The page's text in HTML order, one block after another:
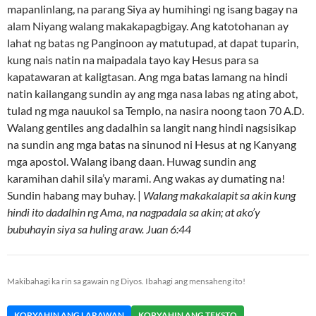
mapanlinlang, na parang Siya ay humihingi ng isang bagay na
alam Niyang walang makakapagbigay. Ang katotohanan ay
lahat ng batas ng Panginoon ay matutupad, at dapat tuparin,
kung nais natin na maipadala tayo kay Hesus para sa
kapatawaran at kaligtasan. Ang mga batas lamang na hindi
natin kailangang sundin ay ang mga nasa labas ng ating abot,
tulad ng mga nauukol sa Templo, na nasira noong taon 70 A.D.
Walang gentiles ang dadalhin sa langit nang hindi nagsisikap
na sundin ang mga batas na sinunod ni Hesus at ng Kanyang
mga apostol. Walang ibang daan. Huwag sundin ang
karamihan dahil sila’y marami. Ang wakas ay dumating na!
Sundin habang may buhay. | Walang makakalapit sa akin kung
hindi ito dadalhin ng Ama, na nagpadala sa akin; at ako’y
bubuhayin siya sa huling araw. Juan 6:44
Makibahagi ka rin sa gawain ng Diyos. Ibahagi ang mensaheng ito!